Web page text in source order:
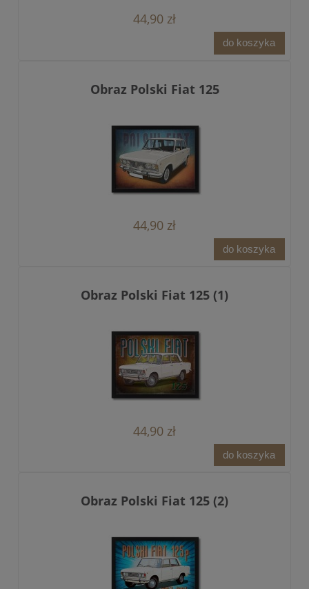
44,90 zł
do koszyka
Obraz Polski Fiat 125
44,90 zł
do koszyka
Obraz Polski Fiat 125 (1)
44,90 zł
do koszyka
Obraz Polski Fiat 125 (2)